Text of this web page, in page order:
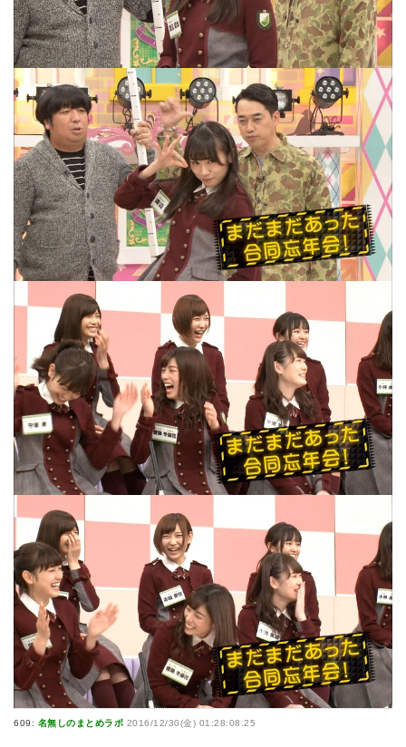
609: 名無しのまとめラボ 2016/12/30(金) 01:28:08.25